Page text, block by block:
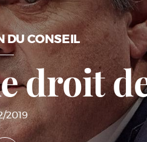
DU CONSEIL
droit
2019